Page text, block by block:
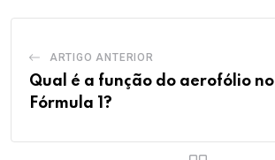
ARTIGO ANTERIOR
Qual é a função do aerofólio
Fórmula 1?